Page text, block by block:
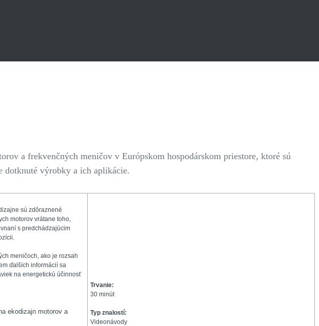
a frekvenčných meničov v Európskom hospodárskom priestore, ktoré sú
dotknuté výrobky a ich aplikácie.
sú zdôraznené
motorov vrátane toho,
s predchádzajúcim
meničoch, ako je rozsah
ďalších informácií sa
na energetickú účinnosť
ekodizajn motorov a
Trvanie:
30 minút
Typ znalostí:
Videonávody